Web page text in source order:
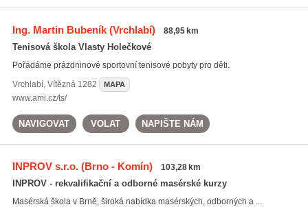
Ing. Martin Bubeník(Vrchlabí) 88,95 km
Tenisová škola Vlasty Holečkové
Pořádáme prázdninové sportovní tenisové pobyty pro děti.
Vrchlabí, Vítězná 1282 MAPA
www.ami.cz/ts/
NAVIGOVAT VOLAT NAPIŠTE NÁM
INPROV s.r.o.(Brno - Komín) 103,28 km
INPROV - rekvalifikační a odborné masérské kurzy
Masérská škola v Brně, široká nabídka masérských, odborných a ...